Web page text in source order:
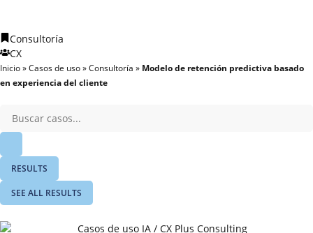
Consultoría
CX
Inicio»Casos de uso»Consultoría » Modelo de retención predictiva basado
en experiencia del cliente
RESULTS
SEE ALL RESULTS